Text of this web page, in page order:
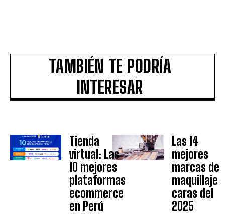
TAMBIÉN TE PODRÍA
INTERESAR
Tienda
virtual: Las
10 mejores
plataformas
ecommerce
en Perú
Las 14
mejores
marcas de
maquillaje
caras del
2025